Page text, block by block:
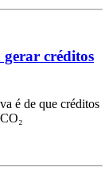
créditos
é de que créditos